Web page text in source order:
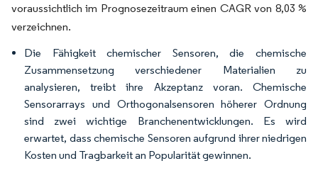
voraussichtlich im Prognosezeitraum einen CAGR von 8,03 %
verzeichnen.
Die Fähigkeit chemischer Sensoren, die chemische
Zusammensetzung verschiedener Materialien zu
analysieren, treibt ihre Akzeptanz voran. Chemische
Sensorarrays und Orthogonalsensoren höherer Ordnung
sind zwei wichtige Branchenentwicklungen. Es wird
erwartet, dass chemische Sensoren aufgrund ihrer niedrigen
Kosten und Tragbarkeit an Popularität gewinnen.